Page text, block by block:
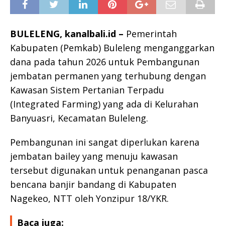
BULELENG, kanalbali.id – Pemerintah
Kabupaten (Pemkab) Buleleng menganggarkan
dana pada tahun 2026 untuk Pembangunan
jembatan permanen yang terhubung dengan
Kawasan Sistem Pertanian Terpadu
(Integrated Farming) yang ada di Kelurahan
Banyuasri, Kecamatan Buleleng.
Pembangunan ini sangat diperlukan karena
jembatan bailey yang menuju kawasan
tersebut digunakan untuk penanganan pasca
bencana banjir bandang di Kabupaten
Nagekeo, NTT oleh Yonzipur 18/YKR.
Baca juga: